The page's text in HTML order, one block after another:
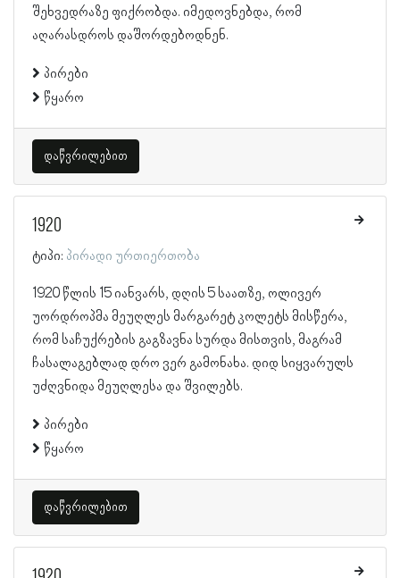
შეხვედრაზე ფიქრობდა. იმედოვნებდა, რომ
აღარასდროს დაშორდებოდნენ.
პირები
წყარო
დაწვრილებით
1920
ტიპი: პირადი ურთიერთობა
1920 წლის 15 იანვარს, დღის 5 საათზე, ოლივერ
უორდროპმა მეუღლეს მარგარეტ კოლეტს მისწერა,
რომ საჩუქრების გაგზავნა სურდა მისთვის, მაგრამ
ჩასალაგებლად დრო ვერ გამონახა. დიდ სიყვარულს
უძღვნიდა მეუღლესა და შვილებს.
პირები
წყარო
დაწვრილებით